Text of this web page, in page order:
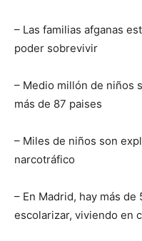
– Las familias afganas
poder sobrevivir
– Medio millón de niños
más de 87 paises
– Miles de niños son
narcotráfico
– En Madrid, hay más
escolarizar, viviendo en